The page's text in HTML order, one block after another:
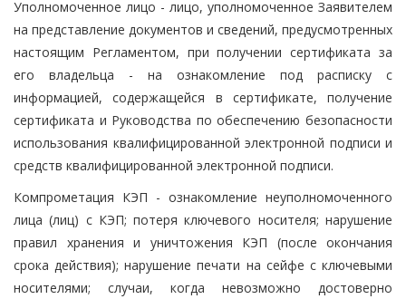
Уполномоченное лицо - лицо, уполномоченное Заявителем
на представление документов и сведений, предусмотренных
настоящим Регламентом, при получении сертификата за
его владельца - на ознакомление под расписку с
информацией, содержащейся в сертификате, получение
сертификата и Руководства по обеспечению безопасности
использования квалифицированной электронной подписи и
средств квалифицированной электронной подписи.
Компрометация КЭП - ознакомление неуполномоченного
лица (лиц) с КЭП; потеря ключевого носителя; нарушение
правил хранения и уничтожения КЭП (после окончания
срока действия); нарушение печати на сейфе с ключевыми
носителями; случаи, когда невозможно достоверно